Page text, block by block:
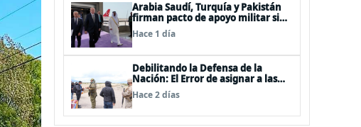
Arabia Saudí, Turquía y Pakistán
firman pacto de apoyo militar si
alguno de ellos es atacado
Hace 1 día
Debilitando la Defensa de la
Nación: El Error de asignar a las
FFAA labores policiales
Hace 2 días